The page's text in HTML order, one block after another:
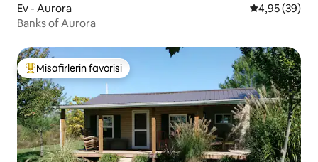
Ev - Aurora 5 üzerinden
4,95 (39)
Banks of Aurora
Misafirlerin favorilerinden en beğenilenler arasında
Misafirlerin favorisi